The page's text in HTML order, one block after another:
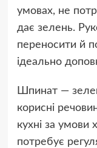
умовах, не
дає зелень.
переносити й
ідеально
Шпинат —
корисні
кухні за умови
потребує